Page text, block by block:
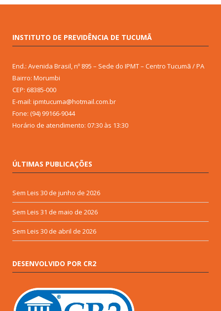
INSTITUTO DE PREVIDÊNCIA DE TUCUMÃ
End.: Avenida Brasil, nº 895 – Sede do IPMT – Centro Tucumã / PA
Bairro: Morumbi
CEP: 68385-000
E-mail: ipmtucuma@hotmail.com.br
Fone: (94) 99166-9044
Horário de atendimento: 07:30 às 13:30
ÚLTIMAS PUBLICAÇÕES
Sem Leis 30 de junho de 2026
Sem Leis 31 de maio de 2026
Sem Leis 30 de abril de 2026
DESENVOLVIDO POR CR2